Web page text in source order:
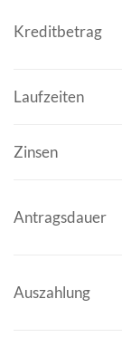
Kreditbetrag
Laufzeiten
Zinsen
Antragsdauer
Auszahlung